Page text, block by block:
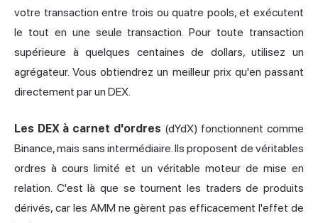
votre transaction entre trois ou quatre pools, et exécutent
le tout en une seule transaction. Pour toute transaction
supérieure à quelques centaines de dollars, utilisez un
agrégateur. Vous obtiendrez un meilleur prix qu'en passant
directement par un DEX.
Les DEX à carnet d'ordres (dYdX) fonctionnent comme
Binance, mais sans intermédiaire. Ils proposent de véritables
ordres à cours limité et un véritable moteur de mise en
relation. C'est là que se tournent les traders de produits
dérivés, car les AMM ne gèrent pas efficacement l'effet de